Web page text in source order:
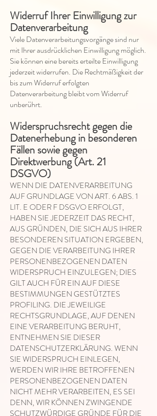
Widerruf Ihrer Einwilligung zur
Datenverarbeitung
Viele Datenverarbeitungsvorgänge sind nur
mit Ihrer ausdrücklichen Einwilligung möglich.
Sie können eine bereits erteilte Einwilligung
jederzeit widerrufen. Die Rechtmäßigkeit der
bis zum Widerruf erfolgten
Datenverarbeitung bleibt vom Widerruf
unberührt.
Widerspruchsrecht gegen die
Datenerhebung in besonderen
Fällen sowie gegen
Direktwerbung (Art. 21
DSGVO)
WENN DIE DATENVERARBEITUNG
AUF GRUNDLAGE VON ART. 6 ABS. 1
LIT. E ODER F DSGVO ERFOLGT,
HABEN SIE JEDERZEIT DAS RECHT,
AUS GRÜNDEN, DIE SICH AUS IHRER
BESONDEREN SITUATION ERGEBEN,
GEGEN DIE VERARBEITUNG IHRER
PERSONENBEZOGENEN DATEN
WIDERSPRUCH EINZULEGEN; DIES
GILT AUCH FÜR EIN AUF DIESE
BESTIMMUNGEN GESTÜTZTES
PROFILING. DIE JEWEILIGE
RECHTSGRUNDLAGE, AUF DENEN
EINE VERARBEITUNG BERUHT,
ENTNEHMEN SIE DIESER
DATENSCHUTZERKLÄRUNG. WENN
SIE WIDERSPRUCH EINLEGEN,
WERDEN WIR IHRE BETROFFENEN
PERSONENBEZOGENEN DATEN
NICHT MEHR VERARBEITEN, ES SEI
DENN, WIR KÖNNEN ZWINGENDE
SCHUTZWÜRDIGE GRÜNDE FÜR DIE